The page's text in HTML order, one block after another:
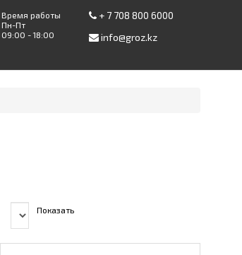
Время работы
Пн-Пт
09:00 - 18:00
+ 7 708 800 6000
info@groz.kz
Показать